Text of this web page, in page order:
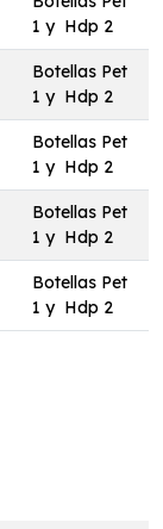
1 y Hdp 2
Botellas Pet
1 y Hdp 2
Botellas Pet
1 y Hdp 2
Botellas Pet
1 y Hdp 2
Botellas Pet
1 y Hdp 2